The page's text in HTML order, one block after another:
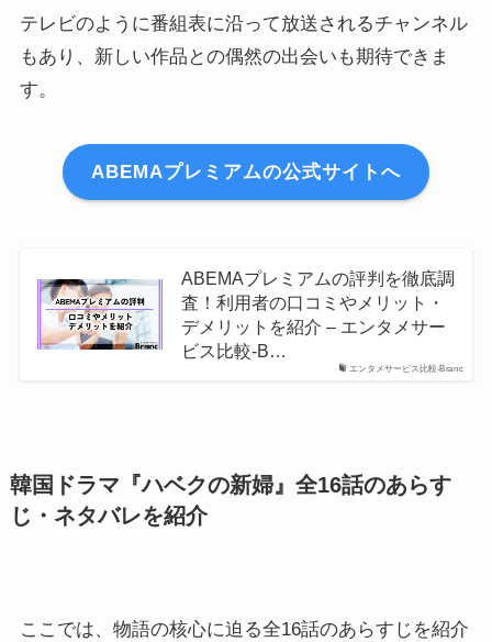
テレビのように番組表に沿って放送されるチャンネル
もあり、新しい作品との偶然の出会いも期待できま
す。
ABEMAプレミアムの公式サイトへ
エンタメサービス比較-Branc
ABEMAプレミアムの評判を徹底調
査！利用者の口コミやメリット・
デメリットを紹介 – エンタメサー
ビス比較-B…
韓国ドラマ『ハベクの新婦』全16話のあらす
じ・ネタバレを紹介
ここでは、物語の核心に迫る全16話のあらすじを紹介